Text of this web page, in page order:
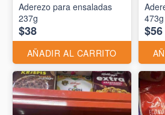
Aderezo para ensaladas
237g
$38
AÑADIR AL CARRITO
473g
$56